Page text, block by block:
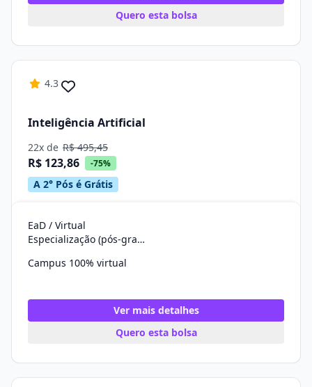
Quero esta bolsa
4.3
Inteligência Artificial
22x de R$ 495,45
R$ 123,86 -75%
A 2° Pós é Grátis
EaD / Virtual
Especialização (pós-graduação)
Campus 100% virtual
Ver mais detalhes
Quero esta bolsa